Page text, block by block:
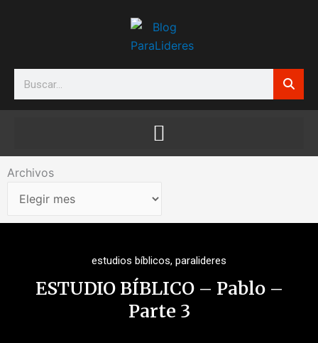
Search
Archivos
Archivos
estudios bíblicos, paralideres
ESTUDIO BÍBLICO – Pablo –
Parte 3